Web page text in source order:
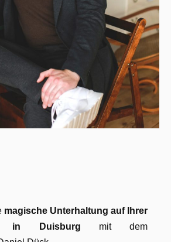
magische Unterhaltung auf Ihrer
in Duisburg mit dem